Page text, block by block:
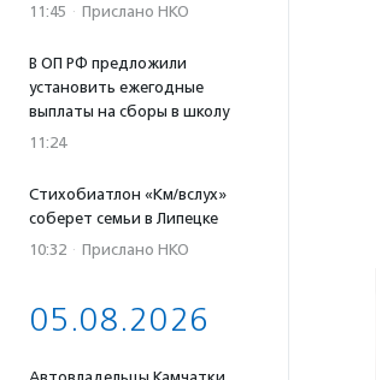
11:45 · Прислано НКО
В ОП РФ предложили
установить ежегодные
выплаты на сборы в школу
11:24
Стихобиатлон «Км/вслух»
соберет семьи в Липецке
10:32 · Прислано НКО
05.08.2026